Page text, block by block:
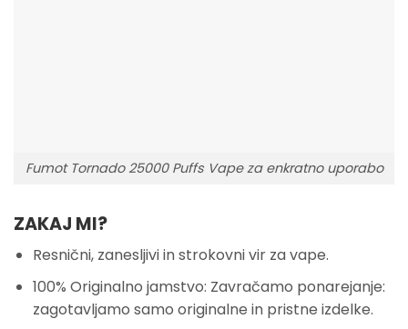
Fumot Tornado 25000 Puffs Vape za enkratno uporabo
ZAKAJ MI?
Resnični, zanesljivi in strokovni vir za vape.
100% Originalno jamstvo: Zavračamo ponarejanje:
zagotavljamo samo originalne in pristne izdelke.